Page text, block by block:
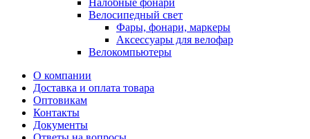
Налобные фонари
Велосипедный свет
Фары, фонари, маркеры
Аксессуары для велофар
Велокомпьютеры
О компании
Доставка и оплата товара
Оптовикам
Контакты
Документы